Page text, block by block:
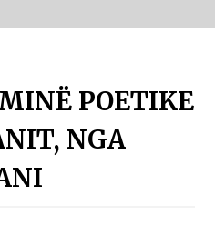
FOLKLORIKE
POETIKE
NGA